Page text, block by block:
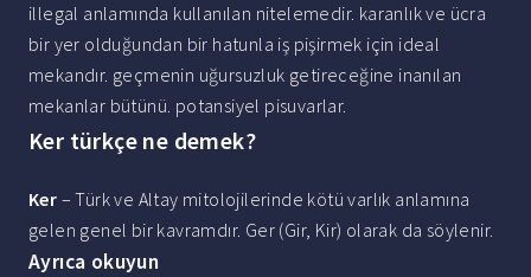
illegal anlamında kullanılan nitelemedir. karanlık ve ücra
bir yer olduğundan bir hatunla iş pişirmek için ideal
mekandır. geçmenin uğursuzluk getireceğine inanılan
mekanlar bütünü. potansiyel pisuvarlar.
Ker türkçe ne demek?
Ker – Türk ve Altay mitolojilerinde kötü varlık anlamına
gelen genel bir kavramdır. Ger (Gir, Kir) olarak da söylenir.
Ayrıca okuyun